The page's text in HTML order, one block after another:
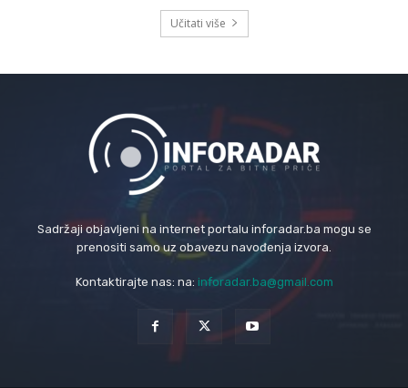
Učitati više
Sadržaji objavljeni na internet portalu inforadar.ba mogu se
prenositi samo uz obavezu navođenja izvora.
Kontaktirajte nas: na: inforadar.ba@gmail.com